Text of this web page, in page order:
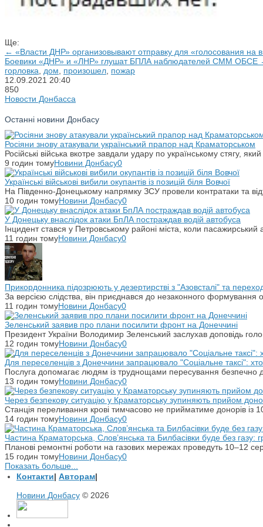
Ще:
← «Власти ДНР» организовывают отправку для «голосования на
Боевики «ДНР» и «ЛНР» глушат БПЛА наблюдателей СММ ОБСЕ
горловка, дом, произошел, пожар
12.09.2021 20:40
850
Новости Донбасса
Останні новини Донбасу
Росіяни знову атакували український прапор над Краматорськом
Російські війська вкотре завдали удару по українському стягу,
9 годин томуНовини Донбасу0
Українські військові вибили окупантів із позицій біля Вовчої
На Південно-Донецькому напрямку ЗСУ провели контратаки та
10 годин томуНовини Донбасу0
У Донецьку внаслідок атаки БпЛА постраждав водій автобуса
Інцидент стався у Петровському районі міста, коли
11 годин томуНовини Донбасу0
Прикордонника підозрюють у дезертирстві з "Азовсталі" та
За версією слідства, він приєднався до незаконного формування
11 годин томуНовини Донбасу0
Зеленський заявив про плани посилити фронт на Донеччині
Президент України Володимир Зеленський заслухав доповідь
12 годин томуНовини Донбасу0
Для переселенців з Донеччини запрацювало "Соціальне таксі":
Послуга допомагає людям із труднощами пересування безпечно
13 годин томуНовини Донбасу0
Через безпекову ситуацію у Краматорську зупиняють прийом
Станція переливання крові тимчасово не прийматиме донорів із
14 годин томуНовини Донбасу0
Частина Краматорська, Слов’янська та Билбасівки буде без газу:
Планові ремонтні роботи на газових мережах проведуть 10–12
15 годин томуНовини Донбасу0
Показать больше...
Контакти| Авторам|
Новини Донбасу © 2026